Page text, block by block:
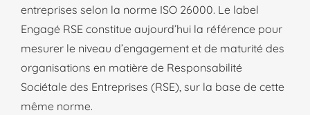
entreprises selon la norme ISO 26000. Le label
Engagé RSE constitue aujourd’hui la référence pour
mesurer le niveau d’engagement et de maturité des
organisations en matière de Responsabilité
Sociétale des Entreprises (RSE), sur la base de cette
même norme.